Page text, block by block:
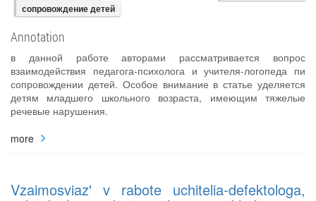
сопровождение детей
Annotation
в данной работе авторами рассматривается вопрос
взаимодействия педагога-психолога и учителя-логопеда пи
сопровождении детей. Особое внимание в статье уделяется
детям младшего школьного возраста, имеющим тяжелые
речевые нарушения.
more
Vzaimosviaz' v rabote uchitelia-defektologa,